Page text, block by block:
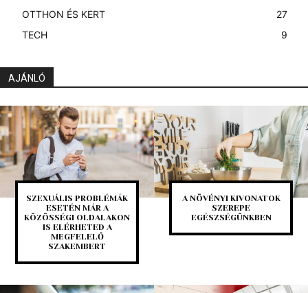
OTTHON ÉS KERT
27
TECH
9
AJÁNLÓ
SZEXUÁLIS PROBLÉMÁK
ESETÉN MÁR A
KÖZÖSSÉGI OLDALAKON
IS ELÉRHETED A
MEGFELELŐ
SZAKEMBERT
A NÖVÉNYI KIVONATOK
SZEREPE
EGÉSZSÉGÜNKBEN